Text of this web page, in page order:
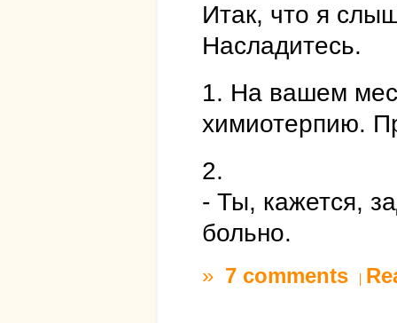
Итак, что я
Насладитесь.
1. На вашем
химиотерпию.
2.
- Ты, кажется,
больно.
» 7 comments